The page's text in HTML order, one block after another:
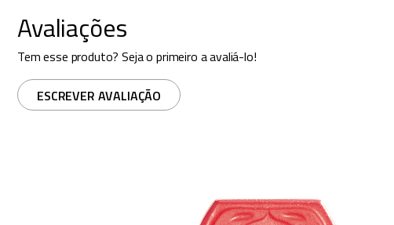
Avaliações
Tem esse produto? Seja o primeiro a avaliá-lo!
ESCREVER AVALIAÇÃO